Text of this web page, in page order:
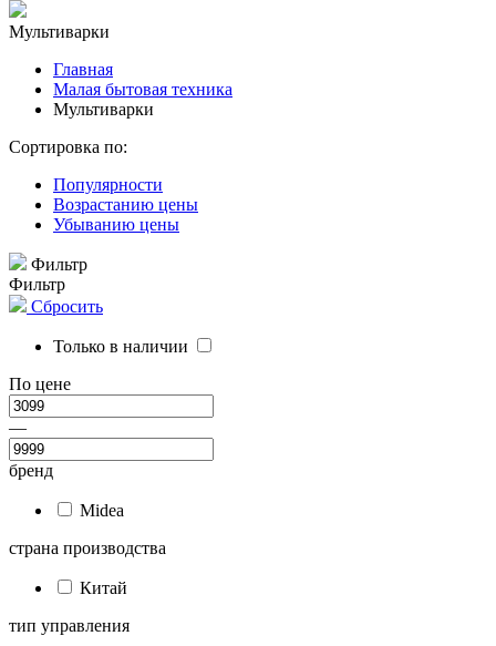
Мультиварки
Главная
Малая бытовая техника
Мультиварки
Сортировка по:
Популярности
Возрастанию цены
Убыванию цены
Фильтр
Фильтр
Сбросить
Только в наличии
По цене
—
бренд
Midea
страна производства
Китай
тип управления